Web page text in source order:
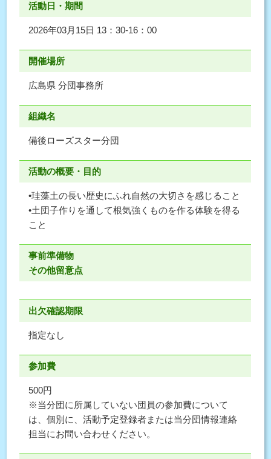
活動日・期間
2026年03月15日 13：30-16：00
開催場所
広島県 分団事務所
組織名
備後ローズスター分団
活動の概要・目的
•珪藻土の長い歴史にふれ自然の大切さを感じること
•土団子作りを通して根気強くものを作る体験を得る
こと
事前準備物
その他留意点
出欠確認期限
指定なし
参加費
500円
※当分団に所属していない団員の参加費について
は、個別に、活動予定登録者または当分団情報連絡
担当にお問い合わせください。